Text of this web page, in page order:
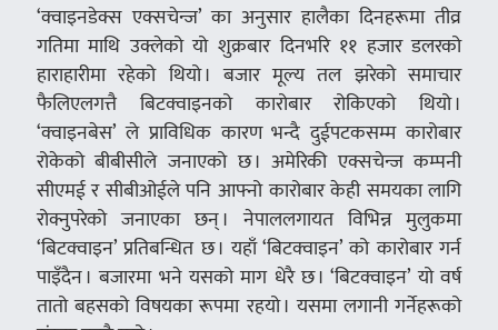
‘क्वाइनडेक्स एक्सचेन्ज’ का अनुसार हालैका दिनहरूमा तीव्र
गतिमा माथि उक्लेको यो शुक्रबार दिनभरि ११ हजार डलरको
हाराहारीमा रहेको थियो । बजार मूल्य तल झरेको समाचार
फैलिएलगत्तै बिटक्वाइनको कारोबार रोकिएको थियो ।
‘क्वाइनबेस’ ले प्राविधिक कारण भन्दै दुईपटकसम्म कारोबार
रोकेको बीबीसीले जनाएको छ । अमेरिकी एक्सचेन्ज कम्पनी
सीएमई र सीबीओईले पनि आफ्नो कारोबार केही समयका लागि
रोक्नुपरेको जनाएका छन् । नेपाललगायत विभिन्न मुलुकमा
‘बिटक्वाइन’ प्रतिबन्धित छ । यहाँ ‘बिटक्वाइन’ को कारोबार गर्न
पाइँदैन । बजारमा भने यसको माग धेरै छ । ‘बिटक्वाइन’ यो वर्ष
तातो बहसको विषयका रूपमा रहयो । यसमा लगानी गर्नेहरूको